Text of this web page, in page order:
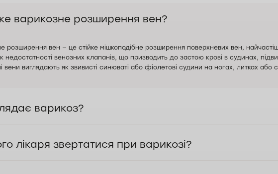
варикозне розширення вен?
розширення вен — це стійке мішкоподібне розширення поверхневих вен,
недостатності венозних клапанів, що призводить до застою крові в судинах,
вени виглядають як звивисті синюваті або фіолетові судини на ногах, литках або
варикоз?
лікаря звертатися при варикозі?